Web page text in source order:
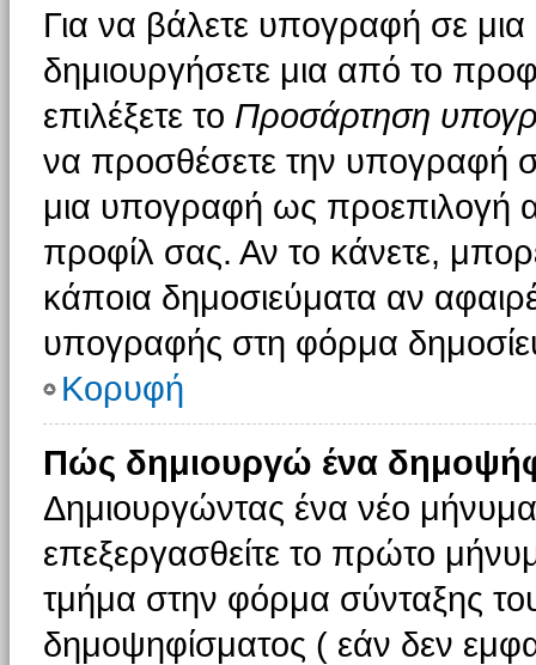
Για να βάλετε υπογραφή σε
δημιουργήσετε μια από το
επιλέξετε το Προσάρτηση
να προσθέσετε την υπογραφή
μια υπογραφή ως προεπιλογή
προφίλ σας. Αν το κάνετε,
κάποια δημοσιεύματα αν
υπογραφής στη φόρμα
Κορυφή
Πώς δημιουργώ ένα
Δημιουργώντας ένα νέο
επεξεργασθείτε το πρώτο
τμήμα στην φόρμα σύνταξης
δημοψηφίσματος ( εάν δεν